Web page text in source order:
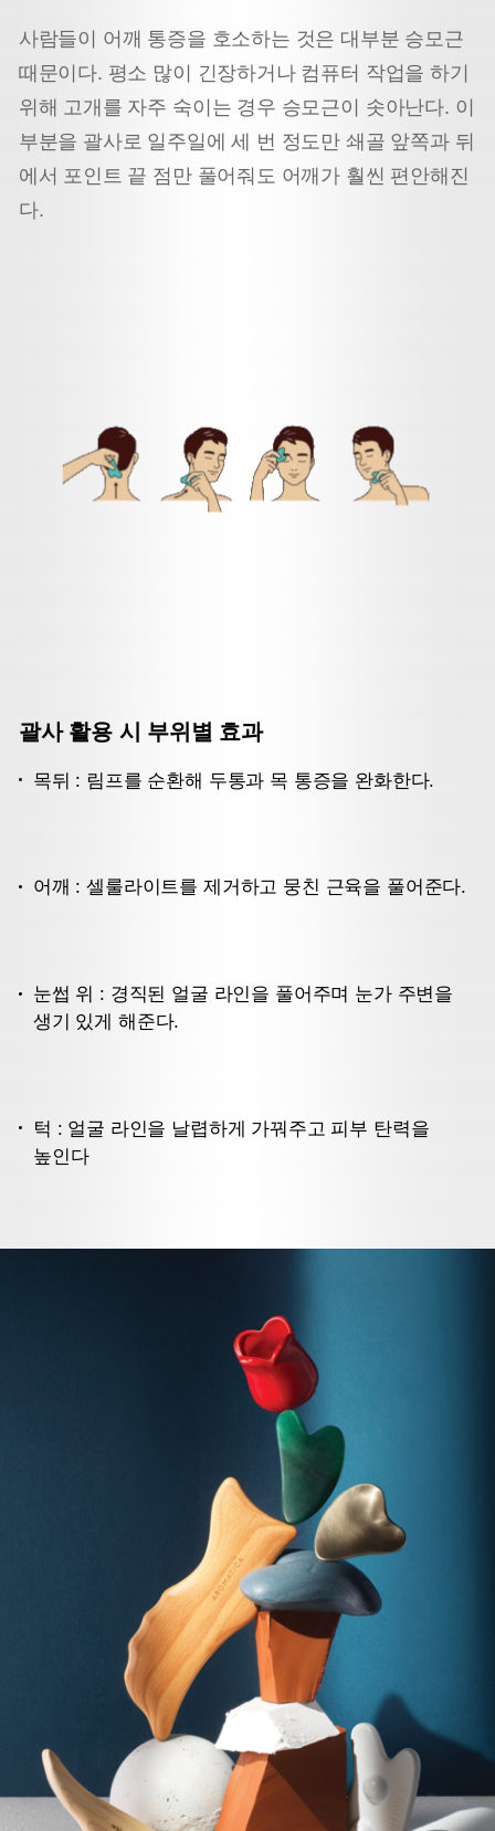
사람들이 어깨 통증을 호소하는 것은 대부분 승모근
때문이다. 평소 많이 긴장하거나 컴퓨터 작업을 하기
위해 고개를 자주 숙이는 경우 승모근이 솟아난다. 이
부분을 괄사로 일주일에 세 번 정도만 쇄골 앞쪽과 뒤
에서 포인트 끝 점만 풀어줘도 어깨가 훨씬 편안해진
다.
괄사 활용 시 부위별 효과
목뒤 : 림프를 순환해 두통과 목 통증을 완화한다.
어깨 : 셀룰라이트를 제거하고 뭉친 근육을 풀어준다.
눈썹 위 : 경직된 얼굴 라인을 풀어주며 눈가 주변을
생기 있게 해준다.
턱 : 얼굴 라인을 날렵하게 가꿔주고 피부 탄력을
높인다